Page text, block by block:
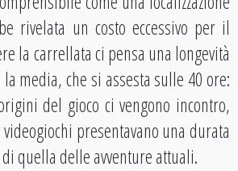
rivelata un costo eccessivo per il
la carrellata ci pensa una longevità
media, che si assesta sulle 40 ore:
del gioco ci vengono incontro,
presentavano una durata
quella delle avventure attuali.